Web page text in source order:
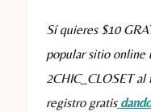
Sí quieres $10
popular sitio online
2CHIC_CLOSET
registro gratis